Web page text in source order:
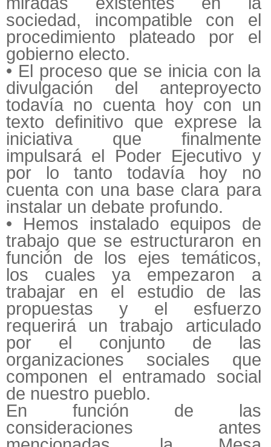
sociedad, incompatible con el
procedimiento plateado por el
gobierno electo.
• El proceso que se inicia con la
divulgación del anteproyecto
todavía no cuenta hoy con un
texto definitivo que exprese la
iniciativa que finalmente
impulsará el Poder Ejecutivo y
por lo tanto todavía hoy no
cuenta con una base clara para
instalar un debate profundo.
• Hemos instalado equipos de
trabajo que se estructuraron en
función de los ejes temáticos,
los cuales ya empezaron a
trabajar en el estudio de las
propuestas y el esfuerzo
requerirá un trabajo articulado
por el conjunto de las
organizaciones sociales que
componen el entramado social
de nuestro pueblo.
En función de las
consideraciones antes